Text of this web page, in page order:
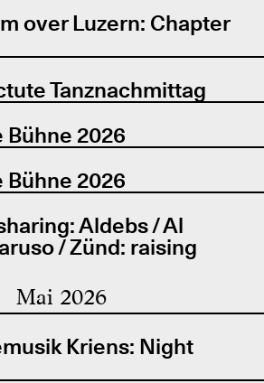
over Luzern: Chapter
Tanznachmittag
Bühne 2026
Bühne 2026
Aldebs / Al
/ Zünd: raising
Mai 2026
Kriens: Night